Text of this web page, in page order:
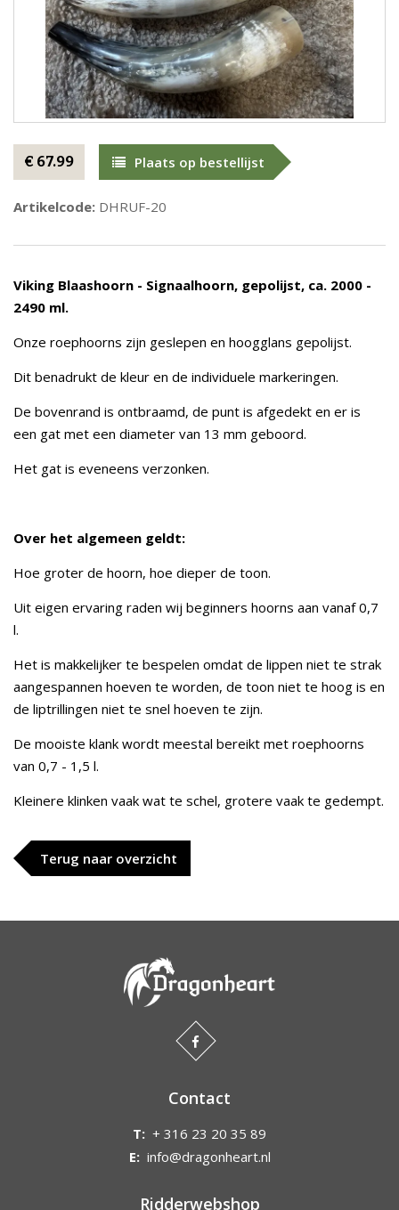
€ 67.99 Plaats op bestellijst
Artikelcode: DHRUF-20
Viking Blaashoorn - Signaalhoorn, gepolijst, ca. 2000 -
2490 ml.
Onze roephoorns zijn geslepen en hoogglans gepolijst.
Dit benadrukt de kleur en de individuele markeringen.
De bovenrand is ontbraamd, de punt is afgedekt en er is
een gat met een diameter van 13 mm geboord.
Het gat is eveneens verzonken.
Over het algemeen geldt:
Hoe groter de hoorn, hoe dieper de toon.
Uit eigen ervaring raden wij beginners hoorns aan vanaf 0,7
l.
Het is makkelijker te bespelen omdat de lippen niet te strak
aangespannen hoeven te worden, de toon niet te hoog is en
de liptrillingen niet te snel hoeven te zijn.
De mooiste klank wordt meestal bereikt met roephoorns
van 0,7 - 1,5 l.
Kleinere klinken vaak wat te schel, grotere vaak te gedempt.
Terug naar overzicht
Contact
T: + 316 23 20 35 89
E: info@dragonheart.nl
Ridderwebshop